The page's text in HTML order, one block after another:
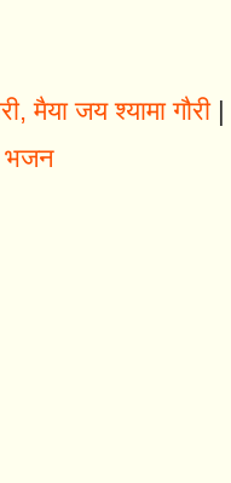
मैया जय श्यामा गौरी|
भजन